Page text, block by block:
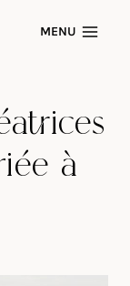
MENU
à